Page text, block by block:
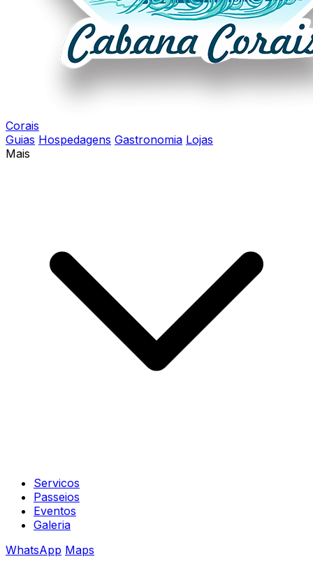
Corais
Guias Hospedagens Gastronomia Lojas
Mais
Servicos
Passeios
Eventos
Galeria
WhatsApp Maps